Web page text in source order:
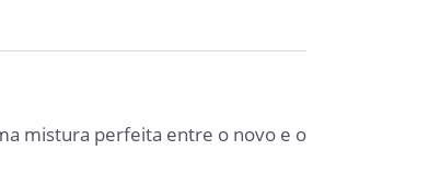
mistura perfeita entre o novo e o